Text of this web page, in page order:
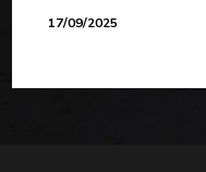
17/09/2025